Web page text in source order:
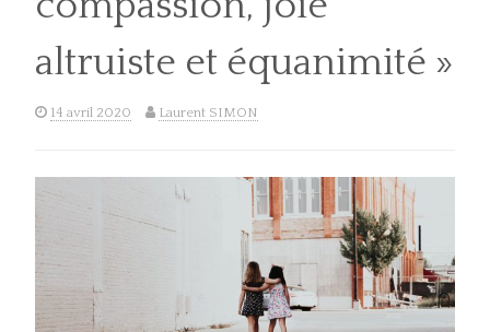
altruiste et équanimité »
14 avril 2020 Laurent SIMON